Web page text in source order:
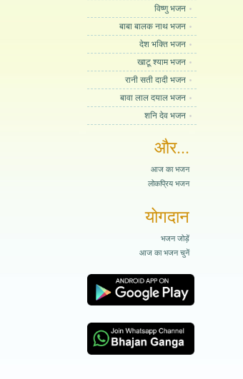
विष्णु भजन
बाबा बालक नाथ भजन
देश भक्ति भजन
खाटू श्याम भजन
रानी सती दादी भजन
बावा लाल दयाल भजन
शनि देव भजन
और...
आज का भजन
लोकप्रिय भजन
योगदान
भजन जोड़ें
आज का भजन चुनें